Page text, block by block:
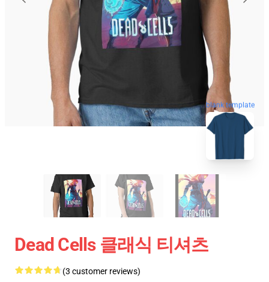
blank template
Dead Cells 클래식 티셔츠
(3 customer reviews)